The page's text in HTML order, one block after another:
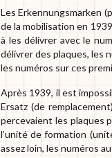
Les Erkennungsmarken
de la mobilisation en
à les délivrer avec le
délivrer des plaques, les
les numéros sur ces
Après 1939, il est
Ersatz (de
percevaient les plaques
l’unité de formation
assez loin, les numéros